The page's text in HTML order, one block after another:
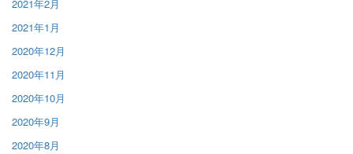
2021年2月
2021年1月
2020年12月
2020年11月
2020年10月
2020年9月
2020年8月